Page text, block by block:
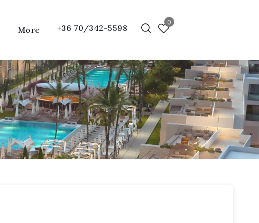
More +36 70/342-5598
0